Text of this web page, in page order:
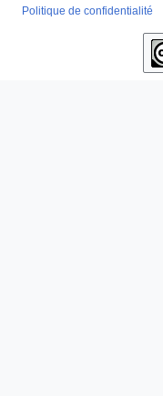
Politique de confidentialité